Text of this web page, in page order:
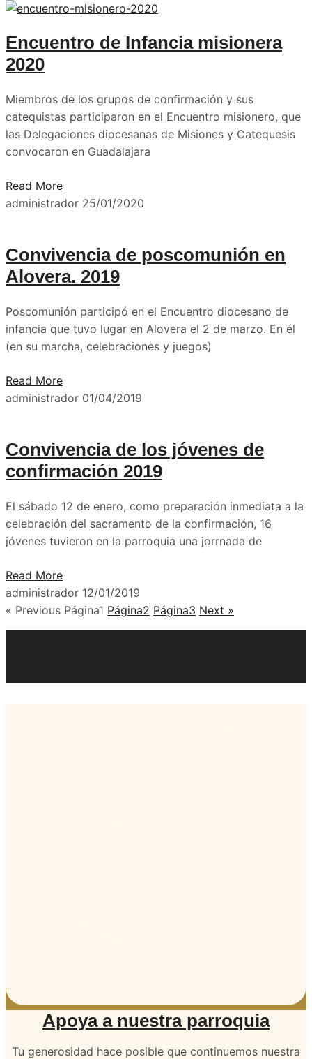
Encuentro de Infancia misionera
2020
Miembros de los grupos de confirmación y sus
catequistas participaron en el Encuentro misionero, que
las Delegaciones diocesanas de Misiones y Catequesis
convocaron en Guadalajara
Read More
administrador 25/01/2020
Convivencia de poscomunión en
Alovera. 2019
Poscomunión participó en el Encuentro diocesano de
infancia que tuvo lugar en Alovera el 2 de marzo. En él
(en su marcha, celebraciones y juegos)
Read More
administrador 01/04/2019
Convivencia de los jóvenes de
confirmación 2019
El sábado 12 de enero, como preparación inmediata a la
celebración del sacramento de la confirmación, 16
jóvenes tuvieron en la parroquia una jorrnada de
Read More
administrador 12/01/2019
« Previous Página1 Página2 Página3 Next »
Apoya a nuestra parroquia
Tu generosidad hace posible que continuemos nuestra